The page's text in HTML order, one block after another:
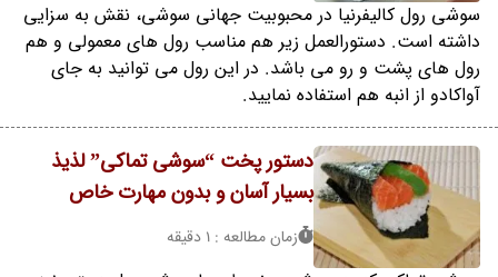
سوشی رول کالیفرنیا در محبوبیت جهانی سوشی، نقش به سزایی
داشته است. دستورالعمل زیر هم مناسب رول های معمولی و هم
رول های پشت و رو می باشد. در این رول می توانید به جای
آواکادو از انبه هم استفاده نمایید.
دستور پخت “سوشی تماکی” لذیذ
بسیار آسان و بدون مهارت خاص
زمان مطالعه : 1 دقیقه